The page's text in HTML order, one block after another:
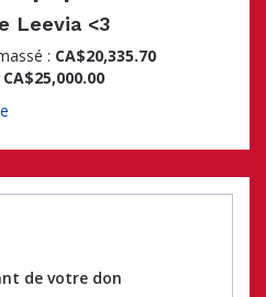
Leevia <3
: CA$20,335.70
CA$25,000.00
de votre don